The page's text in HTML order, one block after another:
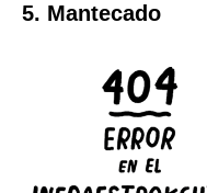
5. Mantecado